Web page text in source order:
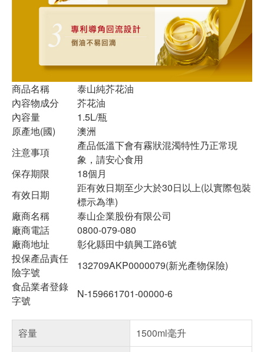
商品名稱
泰山純芥花油
內容物成分
芥花油
內容量
1.5L/瓶
原產地(國)
澳洲
注意事項
產品低溫下會有霧狀混濁特性乃正常現
象，請安心食用
保存期限
18個月
有效日期
距有效日期至少大於30日以上(以實際包裝
標示為準)
廠商名稱
泰山企業股份有限公司
廠商電話
0800-079-080
廠商地址
彰化縣田中鎮興工路6號
投保產品責任
險字號
132709AKP0000079(新光產物保險)
食品業者登錄
字號
N-159661701-00000-6
容量
1500ml毫升